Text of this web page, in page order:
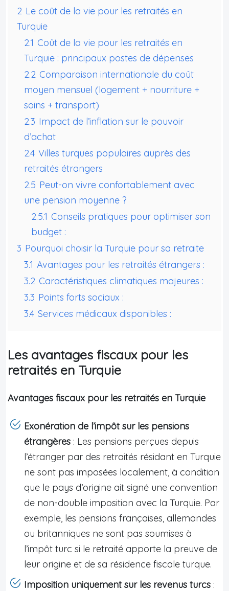
2 Le coût de la vie pour les retraités en
Turquie
2.1 Coût de la vie pour les retraités en
Turquie : principaux postes de dépenses
2.2 Comparaison internationale du coût
moyen mensuel (logement + nourriture +
soins + transport)
2.3 Impact de l’inflation sur le pouvoir
d’achat
2.4 Villes turques populaires auprès des
retraités étrangers
2.5 Peut-on vivre confortablement avec
une pension moyenne ?
2.5.1 Conseils pratiques pour optimiser son
budget :
3 Pourquoi choisir la Turquie pour sa retraite
3.1 Avantages pour les retraités étrangers :
3.2 Caractéristiques climatiques majeures :
3.3 Points forts sociaux :
3.4 Services médicaux disponibles :
Les avantages fiscaux pour les
retraités en Turquie
Avantages fiscaux pour les retraités en Turquie
Exonération de l’impôt sur les pensions
étrangères : Les pensions perçues depuis
l’étranger par des retraités résidant en Turquie
ne sont pas imposées localement, à condition
que le pays d’origine ait signé une convention
de non-double imposition avec la Turquie. Par
exemple, les pensions françaises, allemandes
ou britanniques ne sont pas soumises à
l’impôt turc si le retraité apporte la preuve de
leur origine et de sa résidence fiscale turque.
Imposition uniquement sur les revenus turcs :